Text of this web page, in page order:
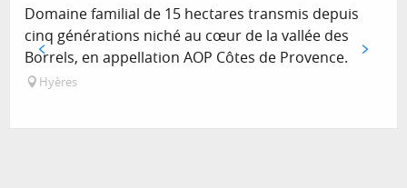
Domaine familial de 15 hectares transmis depuis
cinq générations niché au cœur de la vallée des
Borrels, en appellation AOP Côtes de Provence.
Hyères